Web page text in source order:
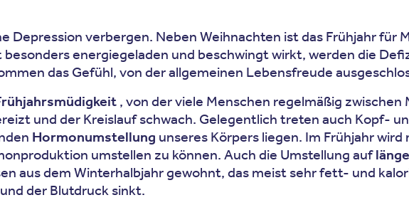
Depression verbergen. Neben Weihnachten ist das Frühjahr für
besonders energiegeladen und beschwingt wirkt, werden die
das Gefühl, von der allgemeinen Lebensfreude
, von der viele Menschen regelmäßig
und der Kreislauf schwach. Gelegentlich treten auch Kopf-
Hormonumstellung unseres Körpers liegen. Im Frühjahr
umstellen zu können. Auch die Umstellung auf
aus dem Winterhalbjahr gewohnt, das meist sehr fett- und
der Blutdruck sinkt.